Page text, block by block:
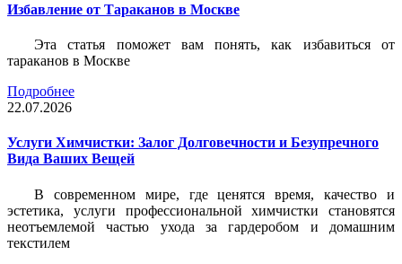
Избавление от Тараканов в Москве
Эта статья поможет вам понять, как избавиться от
тараканов в Москве
Подробнее
22.07.2026
Услуги Химчистки: Залог Долговечности и Безупречного
Вида Ваших Вещей
В современном мире, где ценятся время, качество и
эстетика, услуги профессиональной химчистки становятся
неотъемлемой частью ухода за гардеробом и домашним
текстилем